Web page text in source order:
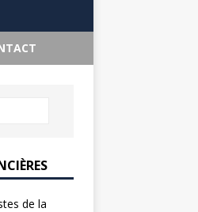
de la